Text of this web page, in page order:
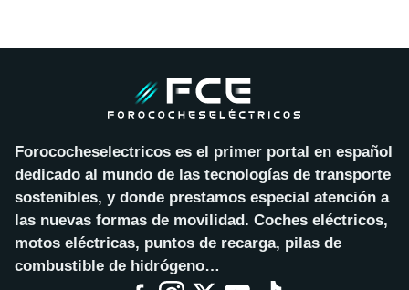
Forococheselectricos es el primer portal en español
dedicado al mundo de las tecnologías de transporte
sostenibles, y donde prestamos especial atención a
las nuevas formas de movilidad. Coches eléctricos,
motos eléctricas, puntos de recarga, pilas de
combustible de hidrógeno…